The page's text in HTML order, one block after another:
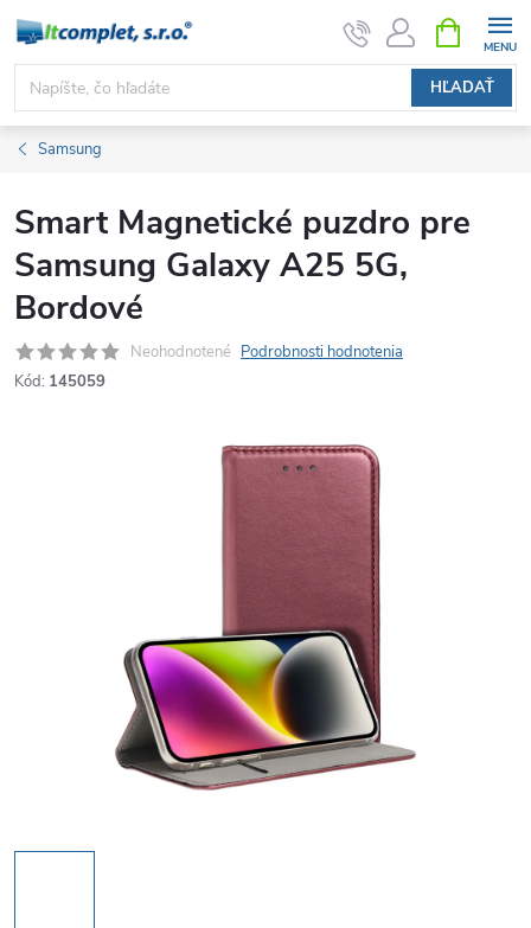
Prejsť
obsah
HĽADAŤ
KOŠÍK
Samsung
Smart Magnetické puzdro pre
Samsung Galaxy A25 5G,
Bordové
Neohodnotené Podrobnosti hodnotenia
Kód: 145059